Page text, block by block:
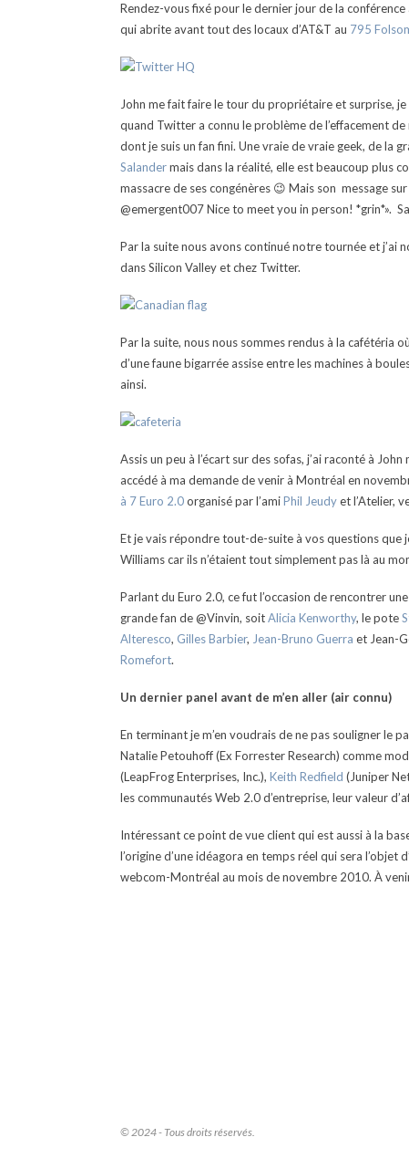
Rendez-vous fixé pour le dernier jour de la
qui abrite avant tout des locaux d’AT&T au 795
John me fait faire le tour du propriétaire et surprise,
quand Twitter a connu le problème de l’effacement
dont je suis un fan fini. Une vraie de vraie geek, de la
Salandermais dans la réalité, elle est beaucoup plus
massacre de ses congénères 😉 Mais son message
@emergent007 Nice to meet you in person! *grin*».
Par la suite nous avons continué notre tournée et j’ai
dans Silicon Valley et chez Twitter.
Par la suite, nous nous sommes rendus à la cafétéria
d’une faune bigarrée assise entre les machines à
ainsi.
Assis un peu à l’écart sur des sofas, j’ai raconté à
accédé à ma demande de venir à Montréal en
à 7 Euro 2.0organisé par l’amiPhil Jeudyet l’Atelier,
Et je vais répondre tout-de-suite à vos questions que
Williams car ils n’étaient tout simplement pas là au
Parlant du Euro 2.0, ce fut l’occasion de rencontrer
grande fan de @Vinvin, soitAlicia Kenworthy, le pote
Alteresco, Gilles Barbier, Jean-Bruno Guerra et Jean-
Romefort.
Un dernier panel avant de m’en aller (air connu)
En terminant je m’en voudrais de ne pas souligner le
Natalie Petouhoff (Ex Forrester Research) comme
(LeapFrog Enterprises, Inc.), Keith Redfield (Juniper
les communautés Web 2.0 d’entreprise, leur valeur
Intéressant ce point de vue client qui est aussi à la
l’origine d’une idéagora en temps réel qui sera
webcom-Montréal au mois de novembre 2010. À
© 2024 - Tous droits réservés.